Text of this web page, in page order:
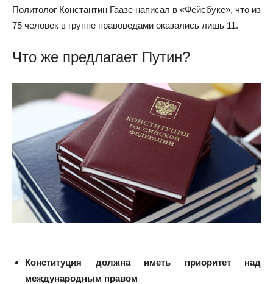
Политолог Константин Гаазе написал в «Фейсбуке», что из
75 человек в группе правоведами оказались лишь 11.
Что же предлагает Путин?
Конституция должна иметь приоритет над
международным правом